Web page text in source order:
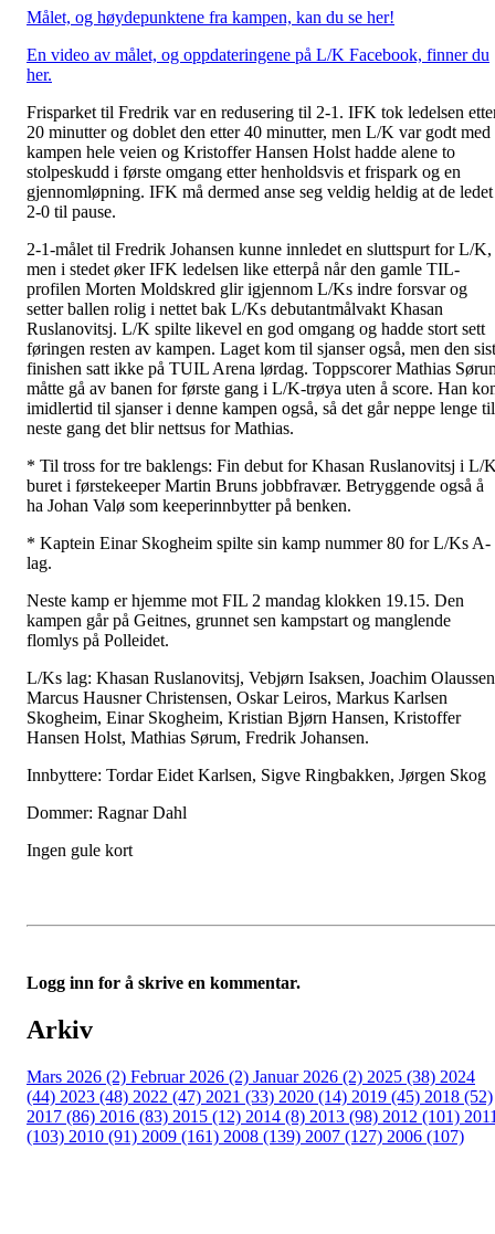
Målet, og høydepunktene fra kampen, kan du se her!
En video av målet, og oppdateringene på L/K Facebook, finner du
her.
Frisparket til Fredrik var en redusering til 2-1. IFK tok ledelsen
20 minutter og doblet den etter 40 minutter, men L/K var godt med
kampen hele veien og Kristoffer Hansen Holst hadde alene to
stolpeskudd i første omgang etter henholdsvis et frispark og en
gjennomløpning. IFK må dermed anse seg veldig heldig at de ledet
2-0 til pause.
2-1-målet til Fredrik Johansen kunne innledet en sluttspurt for L/K,
men i stedet øker IFK ledelsen like etterpå når den gamle TIL-
profilen Morten Moldskred glir igjennom L/Ks indre forsvar og
setter ballen rolig i nettet bak L/Ks debutantmålvakt Khasan
Ruslanovitsj. L/K spilte likevel en god omgang og hadde stort sett
føringen resten av kampen. Laget kom til sjanser også, men den
finishen satt ikke på TUIL Arena lørdag. Toppscorer Mathias
måtte gå av banen for første gang i L/K-trøya uten å score. Han
imidlertid til sjanser i denne kampen også, så det går neppe lenge til
neste gang det blir nettsus for Mathias.
* Til tross for tre baklengs: Fin debut for Khasan Ruslanovitsj i L/
buret i førstekeeper Martin Bruns jobbfravær. Betryggende også å
ha Johan Valø som keeperinnbytter på benken.
* Kaptein Einar Skogheim spilte sin kamp nummer 80 for L/Ks A-
lag.
Neste kamp er hjemme mot FIL 2 mandag klokken 19.15. Den
kampen går på Geitnes, grunnet sen kampstart og manglende
flomlys på Polleidet.
L/Ks lag: Khasan Ruslanovitsj, Vebjørn Isaksen, Joachim
Marcus Hausner Christensen, Oskar Leiros, Markus Karlsen
Skogheim, Einar Skogheim, Kristian Bjørn Hansen, Kristoffer
Hansen Holst, Mathias Sørum, Fredrik Johansen.
Innbyttere: Tordar Eidet Karlsen, Sigve Ringbakken, Jørgen Skog
Dommer: Ragnar Dahl
Ingen gule kort
Logg inn for å skrive en kommentar.
Arkiv
Mars 2026 (2) Februar 2026 (2) Januar 2026 (2) 2025 (38) 2024
(44) 2023 (48) 2022 (47) 2021 (33) 2020 (14) 2019 (45) 2018 (52)
2017 (86) 2016 (83) 2015 (12) 2014 (8) 2013 (98) 2012 (101)
(103) 2010 (91) 2009 (161) 2008 (139) 2007 (127) 2006 (107)